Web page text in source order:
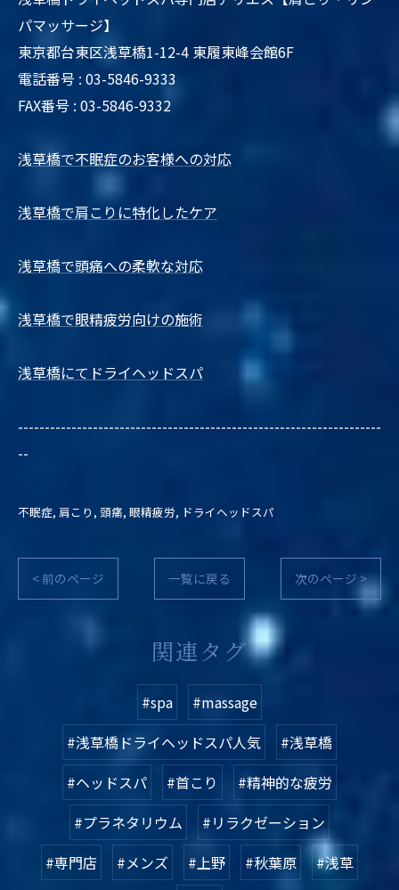
パマッサージ】
東京都台東区浅草橋1-12-4 東履東峰会館6F
電話番号 : 03-5846-9333
FAX番号 : 03-5846-9332
浅草橋で不眠症のお客様への対応
浅草橋で肩こりに特化したケア
浅草橋で頭痛への柔軟な対応
浅草橋で眼精疲労向けの施術
浅草橋にてドライヘッドスパ
--------------------------------------------------------------------
--
不眠症 肩こり 頭痛 眼精疲労 ドライヘッドスパ
< 前のページ 一覧に戻る 次のページ >
関連タグ
#spa
#massage
#浅草橋ドライヘッドスパ人気
#浅草橋
#ヘッドスパ
#首こり
#精神的な疲労
#プラネタリウム
#リラクゼーション
#専門店
#メンズ #上野 #秋葉原
#浅草